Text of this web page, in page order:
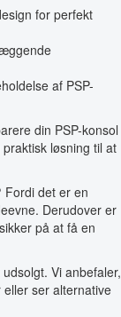
for perfekt
af PSP-
din PSP-konsol
løsning til at
Fordi det er en
Derudover er
på at få en
Vi anbefaler,
ser alternative